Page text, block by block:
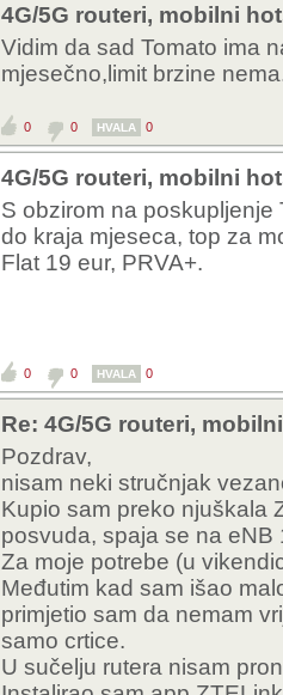
4G/5G routeri, mobilni
Vidim da sad Tomato ima
mjesečno,limit brzine
0 0 HVALA 0
4G/5G routeri, mobilni
S obzirom na poskupljenje
do kraja mjeseca, top za
Flat 19 eur, PRVA+.
0 0 HVALA 0
Re: 4G/5G routeri,
Pozdrav,
nisam neki stručnjak
Kupio sam preko njuškala
posvuda, spaja se na eNB
Za moje potrebe (u
Međutim kad sam išao
primjetio sam da nemam
samo crtice.
U sučelju rutera nisam